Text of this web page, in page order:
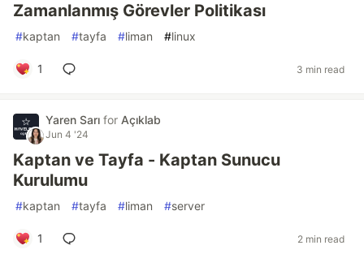
Zamanlanmış Görevler Politikası
#kaptan #tayfa #liman #linux
1 3 min read
Yaren Sarı for Açıklab
Jun 4 '24
Kaptan ve Tayfa - Kaptan Sunucu
Kurulumu
#kaptan #tayfa #liman #server
1 2 min read